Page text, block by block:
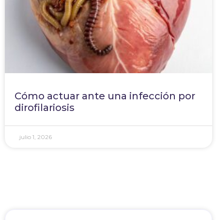
Cómo actuar ante una infección por
dirofilariosis
julio 1, 2026